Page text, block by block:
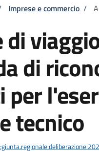
pane
Imprese e commercio /
di
di
per
tecnico